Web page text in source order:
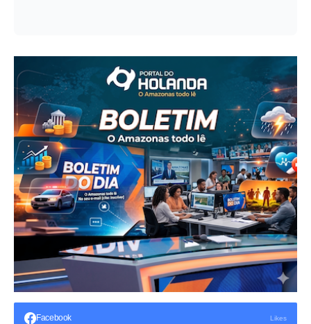
Facebook Likes